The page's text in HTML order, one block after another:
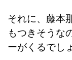
それに、藤本
もつきそうな
ーがくるでし